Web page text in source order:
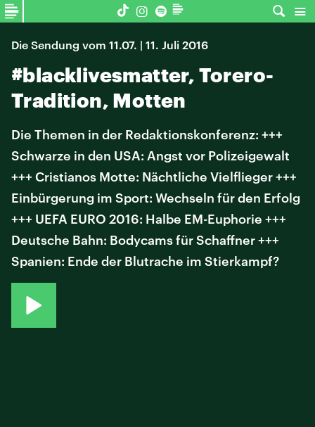
Die Sendung vom 11.07. | 11. Juli 2016
#blacklivesmatter, Torero-
Tradition, Motten
Die Themen in der Redaktionskonferenz: +++
Schwarze in den USA: Angst vor Polizeigewalt
+++ Cristianos Motte: Nächtliche Vielflieger +++
Einbürgerung im Sport: Wechseln für den Erfolg
+++ UEFA EURO 2016: Halbe EM-Euphorie +++
Deutsche Bahn: Bodycams für Schaffner +++
Spanien: Ende der Blutrache im Stierkampf?